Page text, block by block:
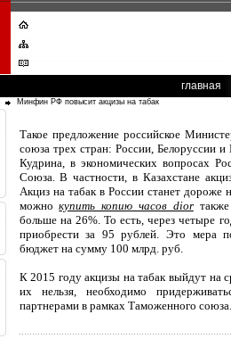
главная
Минфин РФ повысит акцизы на табак
Такое предложение российское
союза трех стран: России, Белоруссии
Кудрина, в экономических вопросах
Союза. В частности, в Казахстане
Акциз на табак в России станет дороже
можнокупить копию часов diorтакже
больше на 26%. То есть, через четыре
приобрести за 95 рублей. Это мера
бюджет на сумму 100 млрд. руб.
К 2015 году акцизы на табак выйдут на
их нельзя, необходимо
партнерами в рамках Таможенного союза.